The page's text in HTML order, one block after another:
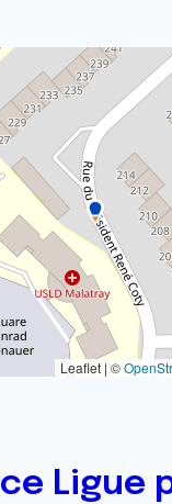
Leaflet | ©
Ligue